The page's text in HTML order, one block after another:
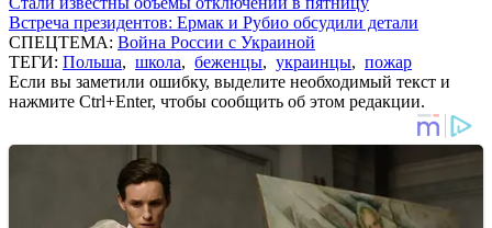
Встреча президентов: Ермак и Рубио обсудили детали
СПЕЦТЕМА: Война России с Украиной
ТЕГИ: Польша, школа, беженцы, украинцы, пожар
Если вы заметили ошибку, выделите необходимый текст и
нажмите Ctrl+Enter, чтобы сообщить об этом редакции.